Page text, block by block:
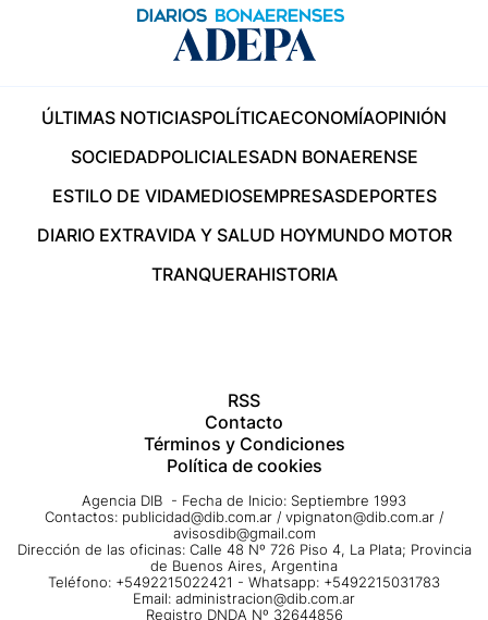
ÚLTIMAS NOTICIASPOLÍTICAECONOMÍAOPINIÓN
SOCIEDADPOLICIALESADN BONAERENSE
ESTILO DE VIDAMEDIOSEMPRESASDEPORTES
DIARIO EXTRAVIDA Y SALUD HOYMUNDO MOTOR
TRANQUERAHISTORIA
RSS
Contacto
Términos y Condiciones
Política de cookies
Agencia DIB - Fecha de Inicio: Septiembre 1993
Contactos: publicidad@dib.com.ar / vpignaton@dib.com.ar /
avisosdib@gmail.com
Dirección de las oficinas: Calle 48 Nº 726 Piso 4, La Plata; Provincia
de Buenos Aires, Argentina
Teléfono: +5492215022421 - Whatsapp: +5492215031783
Email: administracion@dib.com.ar
Registro DNDA Nº 32644856